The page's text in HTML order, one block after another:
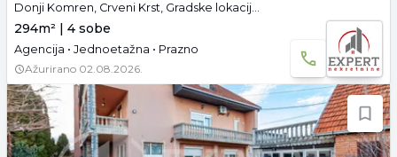
Donji Komren, Crveni Krst, Gradske lokacije, Niš
294m² | 4 sobe
Agencija • Jednoetažna • Prazno
Ažurirano 02.08.2026.